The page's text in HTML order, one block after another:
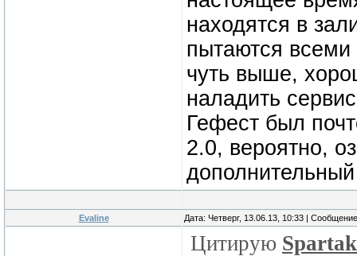
находятся в
пытаются всеми
чуть выше,
наладить
Гефест был
2.0, вероятно,
Evaline Дата: Четверг, 13.06.13, 10:33 |
Цитирую